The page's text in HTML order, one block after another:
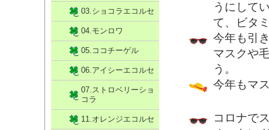
うにして
て、ビタ
今年も引
マスクや
う。
今年もマ
コロナで
03.ショコラエコルセ
04.モンロワ
05.ココチーゲル
06.アイシーエコルセ
07.ストロベリーショ
コラ
11.オレンジエコルセ